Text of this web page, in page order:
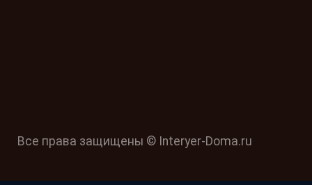
Все права защищены © Interyer-Doma.ru